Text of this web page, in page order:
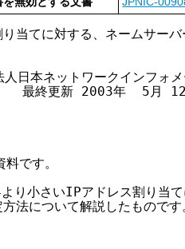
当てに対する、ネームサーバ
本ネットワークインフォメ
最終更新 2003年  5月
です。
小さいIPアドレス割り当て
について解説したものです